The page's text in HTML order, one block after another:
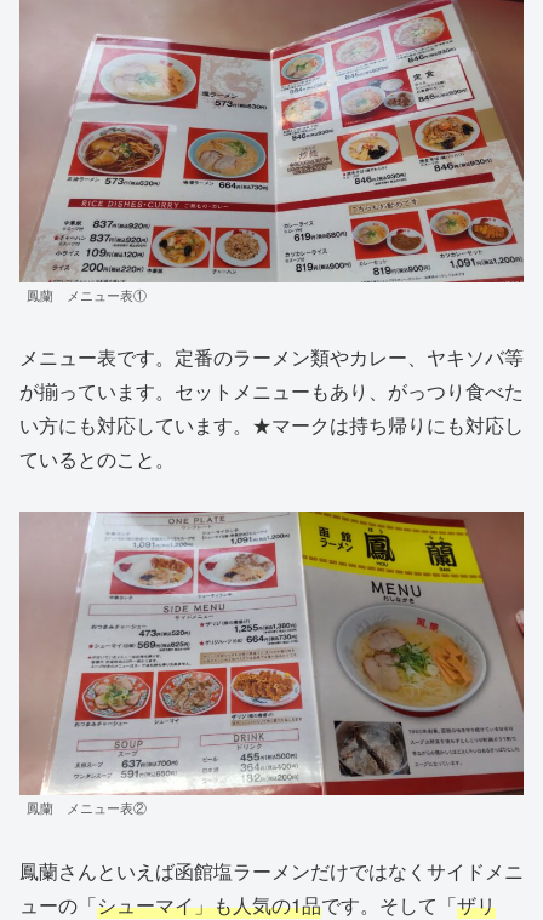
鳳蘭 メニュー表①
メニュー表です。定番のラーメン類やカレー、ヤキソバ等
が揃っています。セットメニューもあり、がっつり食べた
い方にも対応しています。★マークは持ち帰りにも対応し
ているとのこと。
鳳蘭 メニュー表②
鳳蘭さんといえば函館塩ラーメンだけではなくサイドメニ
ューの「シューマイ」も人気の1品です。そして「ザリ